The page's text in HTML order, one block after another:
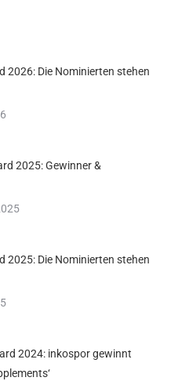
2026: Die Nominierten stehen
2025: Gewinner &
2025: Die Nominierten stehen
2024: inkospor gewinnt